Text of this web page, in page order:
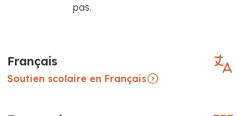
pas.
Français
Soutien scolaire en Français